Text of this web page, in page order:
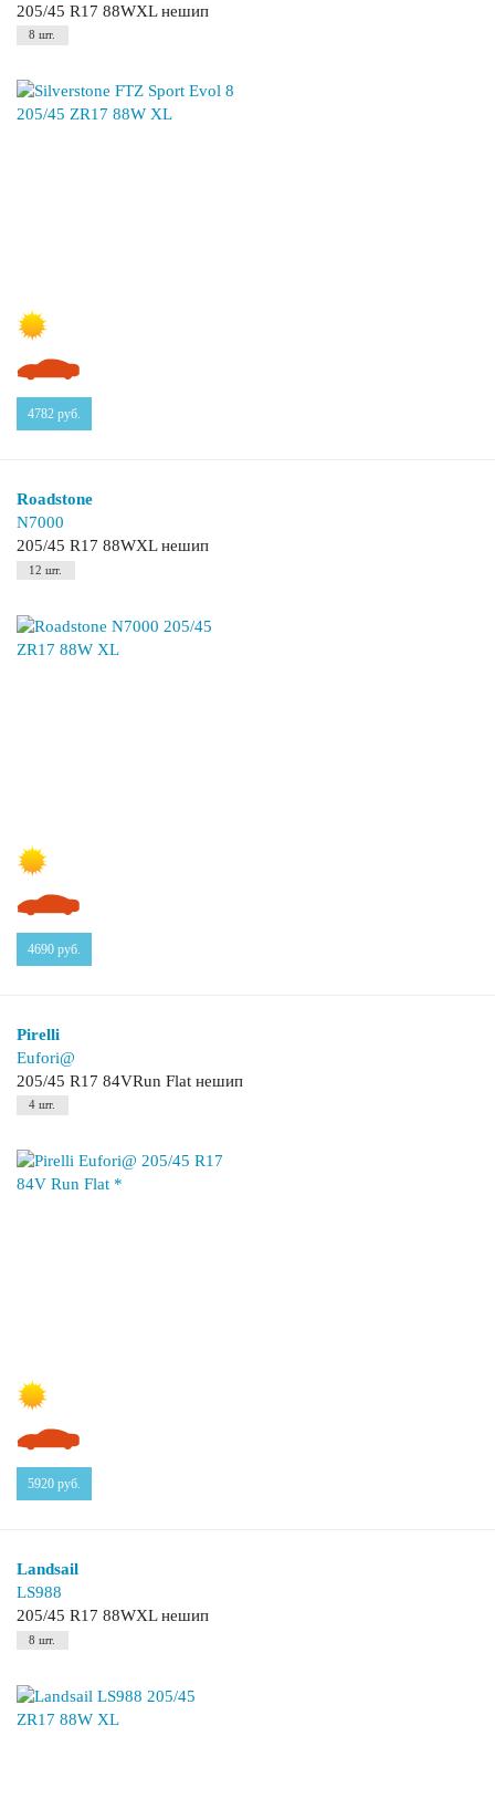
205/45 R17 88WXL нешип
8 шт.
4782 руб.
Roadstone
N7000
205/45 R17 88WXL нешип
12 шт.
4690 руб.
Pirelli
Eufori@
205/45 R17 84VRun Flat нешип
4 шт.
5920 руб.
Landsail
LS988
205/45 R17 88WXL нешип
8 шт.